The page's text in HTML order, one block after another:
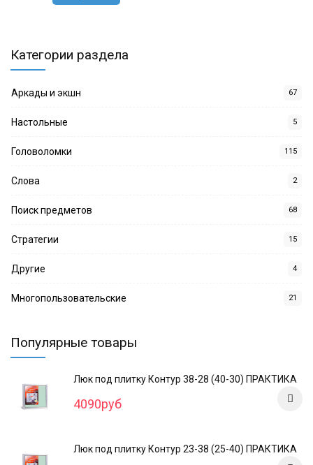
Категории раздела
Аркады и экшн 67
Настольные 5
Головоломки 115
Слова 2
Поиск предметов 68
Стратегии 15
Другие 4
Многопользовательские 21
Популярные товары
Люк под плитку Контур 38-28 (40-30) ПРАКТИКА
4090руб
Люк под плитку Контур 23-38 (25-40) ПРАКТИКА